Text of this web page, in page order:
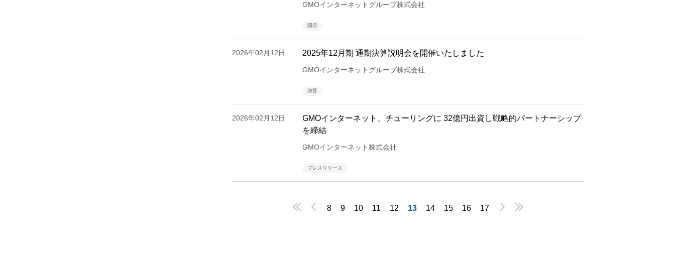
GMOインターネットグループ株式会社
開示
2026年02月12日 2025年12月期 通期決算説明会を開催いたしました
GMOインターネットグループ株式会社
決算
2026年02月12日
GMOインターネット、チューリングに 32億円出資し戦略的パートナーシップ
を締結
GMOインターネット株式会社
プレスリリース
  8 9 10 11 12 13 14 15 16 17  